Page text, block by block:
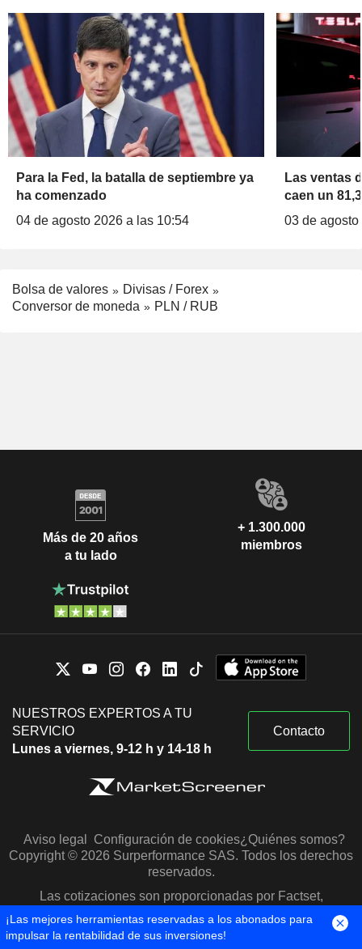
Para la Fed, la batalla de septiembre ya
ha comenzado
04 de agosto 2026 a las 10:54
Las ventas
caen un
03 de
Bolsa de valores
Divisas / Forex
Conversor de moneda
PLN / RUB
Más de 20 años
a tu lado
+ 1.300.000
miembros
NUESTROS EXPERTOS A TU
SERVICIO
Lunes a viernes, 9-12 h y 14-18 h
Contacto
Aviso legal Configuración de cookies¿Quiénes somos?
Copyright © 2026 Surperformance SAS. Todos los derechos
reservados.
Las cotizaciones son proporcionadas por Factset,
Morningstar y S&P Capital IQ
¡Las mejores herramientas reservadas a los abonados para
impulsar la rentabilidad de sus inversiones!